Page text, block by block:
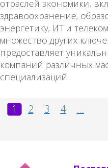
отраслей экономики,
здравоохранение,
энергетику, ИТ и
множество других
предоставляет
компаний различных
специализаций.
1 2 3 4 ...